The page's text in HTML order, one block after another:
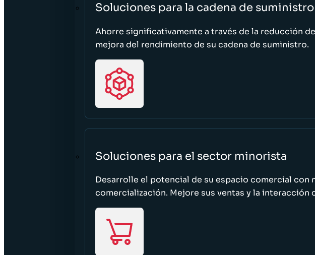
Soluciones para la cadena de suministro
Ahorre significativamente a través de la reducción
mejora del rendimiento de su cadena de suministro.
Soluciones para el sector minorista
Desarrolle el potencial de su espacio comercial con
comercialización. Mejore sus ventas y la interacción